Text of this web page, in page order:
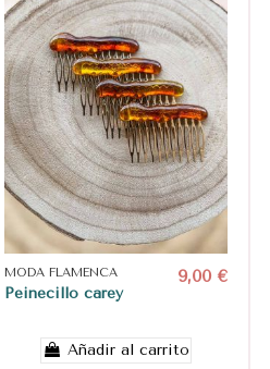
MODA FLAMENCA
Peinecillo carey
9,00 €
Añadir al carrito